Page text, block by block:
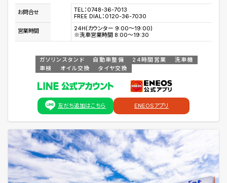
お問合せ
TEL：0748-36-7013
FREE DIAL：0120-36-7030
営業時間
24H(カウンター 9:00～19:00)
※洗車営業時間 8:00～19:30
ガソリンスタンド 自動車整備 24時間営業
洗車機
車検
オイル交換 タイヤ交換
友だち追加はこちら ENEOSアプリ